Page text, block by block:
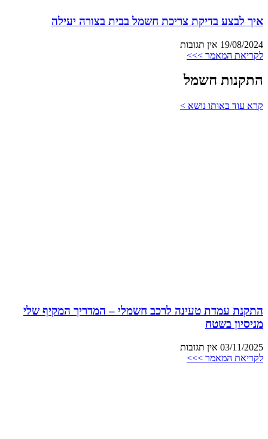
איך לבצע בדיקת צריכת חשמל בבית בצורה יעילה
19/08/2024 אין תגובות
לקריאת המאמר >>>
התקנות חשמל
קרא עוד באותו נושא >
התקנת עמדת טעינה לרכב חשמלי – המדריך המקיף שלי
מניסיון בשטח
03/11/2025 אין תגובות
לקריאת המאמר >>>